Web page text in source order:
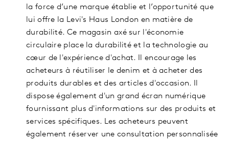
la force d’une marque établie et l’opportunité que
lui offre la Levi's Haus London en matière de
durabilité. Ce magasin axé sur l'économie
circulaire place la durabilité et la technologie au
cœur de l'expérience d'achat. Il encourage les
acheteurs à réutiliser le denim et à acheter des
produits durables et des articles d'occasion. Il
dispose également d'un grand écran numérique
fournissant plus d'informations sur des produits et
services spécifiques. Les acheteurs peuvent
également réserver une consultation personnalisée